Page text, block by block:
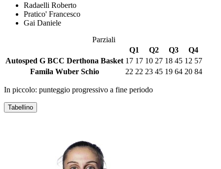
Radaelli Roberto
Pratico' Francesco
Gai Daniele
Parziali
Q1
Q2 Q3
Q4
Autosped G BCC Derthona Basket 17 17 10 27 18 45 12 57
Famila Wuber Schio
22 22 23 45 19 64 20 84
In piccolo: punteggio progressivo a fine periodo
Tabellino